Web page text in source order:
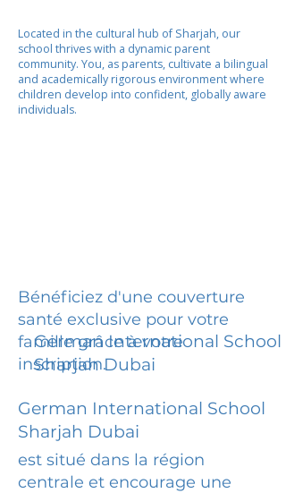
Located in the cultural hub of Sharjah, our
school thrives with a dynamic parent
community. You, as parents, cultivate a bilingual
and academically rigorous environment where
children develop into confident, globally aware
individuals.
Bénéficiez d'une couverture
santé exclusive pour votre
famille grâce à votre
inscription.
German International School
Sharjah Dubai
German International School
Sharjah Dubai
est situé dans la région
centrale et encourage une